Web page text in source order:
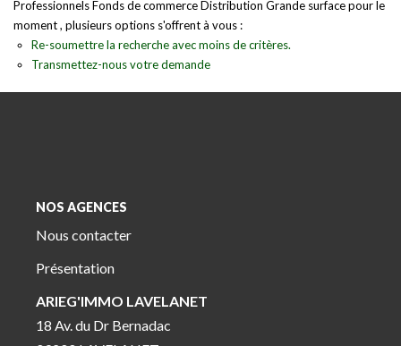
CONTACT
EN
Professionnels Fonds de commerce Distribution Grande surface pour le
moment , plusieurs options s'offrent à vous :
Re-soumettre la recherche avec moins de critères.
Transmettez-nous votre demande
NOS AGENCES
Nous contacter
Présentation
ARIEG'IMMO LAVELANET
18 Av. du Dr Bernadac